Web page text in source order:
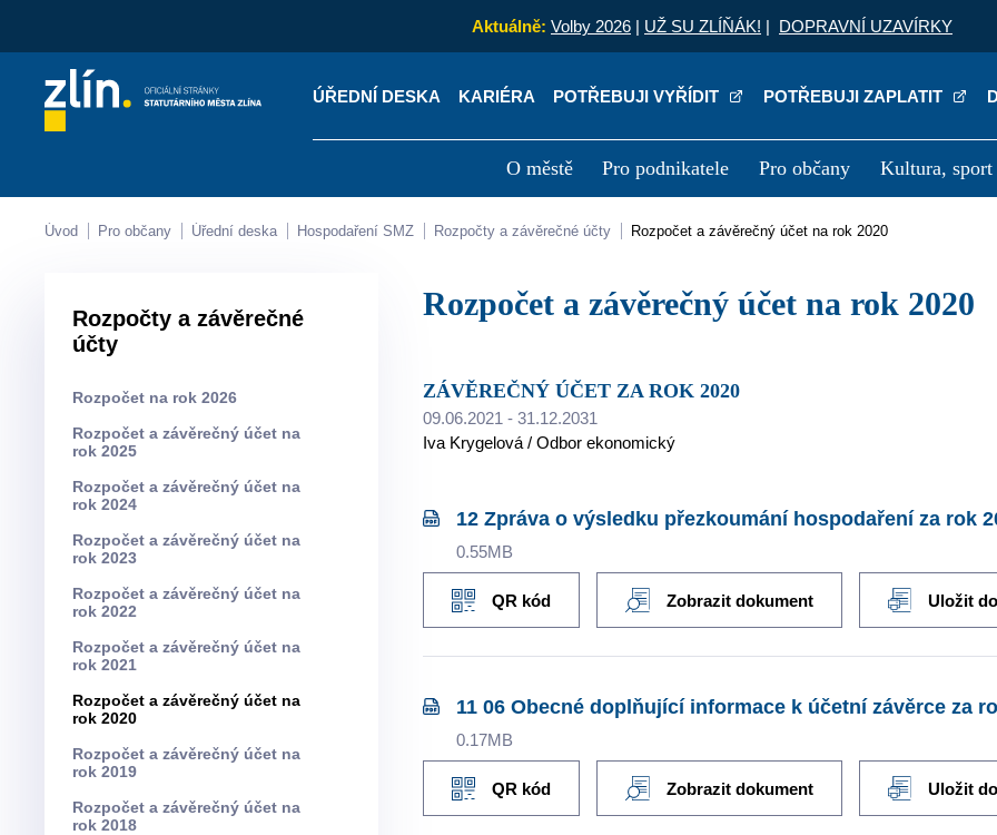
Aktuálně: Volby 2026 | UŽ SU ZLÍŇÁK! | DOPRAVNÍ UZAVÍRKY
ÚŘEDNÍ DESKA KARIÉRA POTŘEBUJI VYŘÍDIT POTŘEBUJI ZAPLATIT
O městě Pro podnikatele Pro občany Kultura, sport
Kontakty Úřední deska Kariéra
Úvod Pro občany Úřední deska Hospodaření SMZ Rozpočty a závěrečné účty Rozpočet a závěrečný účet na rok 2020
Rozpočty a závěrečné
účty
Rozpočet na rok 2026
Rozpočet a závěrečný účet na
rok 2025
Rozpočet a závěrečný účet na
rok 2024
Rozpočet a závěrečný účet na
rok 2023
Rozpočet a závěrečný účet na
rok 2022
Rozpočet a závěrečný účet na
rok 2021
Rozpočet a závěrečný účet na
rok 2020
Rozpočet a závěrečný účet na
rok 2019
Rozpočet a závěrečný účet na
rok 2018
Rozpočet a závěrečný účet na rok 2020
ZÁVĚREČNÝ ÚČET ZA ROK 2020
09.06.2021 - 31.12.2031
Iva Krygelová / Odbor ekonomický
12 Zpráva o výsledku přezkoumání hospodaření za rok
0.55MB
QR kód Zobrazit dokument Uložit
11 06 Obecné doplňující informace k účetní závěrce za
0.17MB
QR kód Zobrazit dokument Uložit